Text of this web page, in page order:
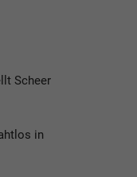
Scheer
in